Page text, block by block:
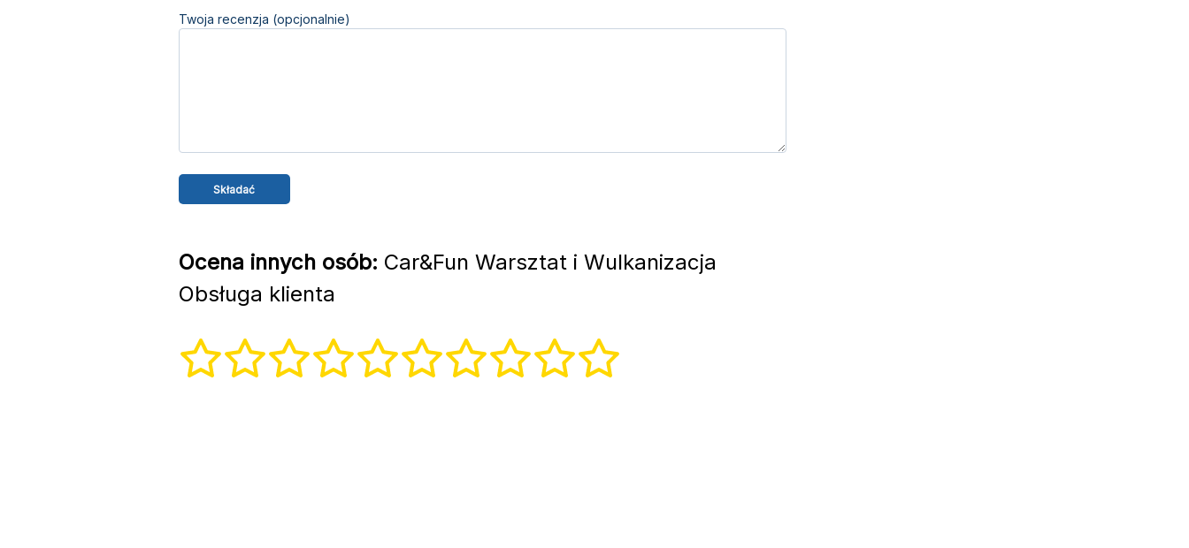
Twoja recenzja (opcjonalnie)
Ocena innych osób: Car&Fun Warsztat i Wulkanizacja
Obsługa klienta